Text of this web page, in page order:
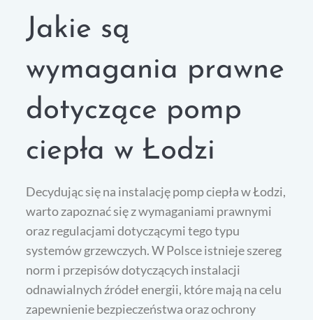
Jakie są
wymagania prawne
dotyczące pomp
ciepła w Łodzi
Decydując się na instalację pomp ciepła w Łodzi,
warto zapoznać się z wymaganiami prawnymi
oraz regulacjami dotyczącymi tego typu
systemów grzewczych. W Polsce istnieje szereg
norm i przepisów dotyczących instalacji
odnawialnych źródeł energii, które mają na celu
zapewnienie bezpieczeństwa oraz ochrony